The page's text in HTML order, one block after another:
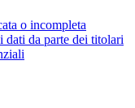
o incompleta
dati da parte dei titolari